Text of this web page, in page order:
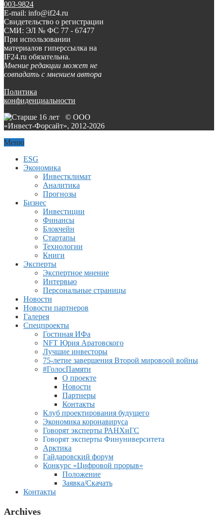
003-9824
E-mail: info@if24.ru
Свидетельство о регистрации
СМИ: ЭЛ № ФС 77 - 67477
При использовании
материалов гиперссылка на
IF24.ru обязательна.
Мнение редакции может не
совпадать с мнением автора
Политика
конфиденциальности
© ООО
«Инвест-Форсайт», 2012-2026
Меню
ESG
Экономика
Инвестклимат
Аналитика
Прогнозы
Бизнес
Инвестиции
Финансы
Блокчейн
Стартапы
Технологии
Книги
Эксперты
Экспертное мнение
Интервью
Персональные страницы
Новости
Новости партнеров
Галерея
Спецпроекты
Гостиная ИФа
NFT Юрия Аратовского
Лучшие инвесторы
75-летие завершения Второй мировоой войны
#ГолосПамяти
О проекте
Новости
Партнеры
Контакты
Клуб проектирования будущего
Экономика коронавируса
Говорят эксперты РАНХиГС
Говорят эксперты Финуниверситета
Арктика
Гайдаровский форум
Конкурс «Цифровой прорыв»
Положение
Заявка/Скачать
Контакты
Archives